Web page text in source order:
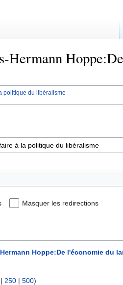
Hermann
politique du libéralisme
Masquer les redirections
Hoppe:De l'économie du
| 250 | 500)